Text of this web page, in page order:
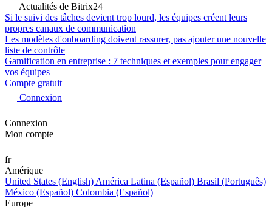
Actualités de Bitrix24
Si le suivi des tâches devient trop lourd, les équipes créent leurs
propres canaux de communication
Les modèles d'onboarding doivent rassurer, pas ajouter une nouvelle
liste de contrôle
Gamification en entreprise : 7 techniques et exemples pour engager
vos équipes
Compte gratuit
Connexion
Connexion
Mon compte
fr
Amérique
United States (English) América Latina (Español) Brasil (Português)
México (Español) Colombia (Español)
Europe